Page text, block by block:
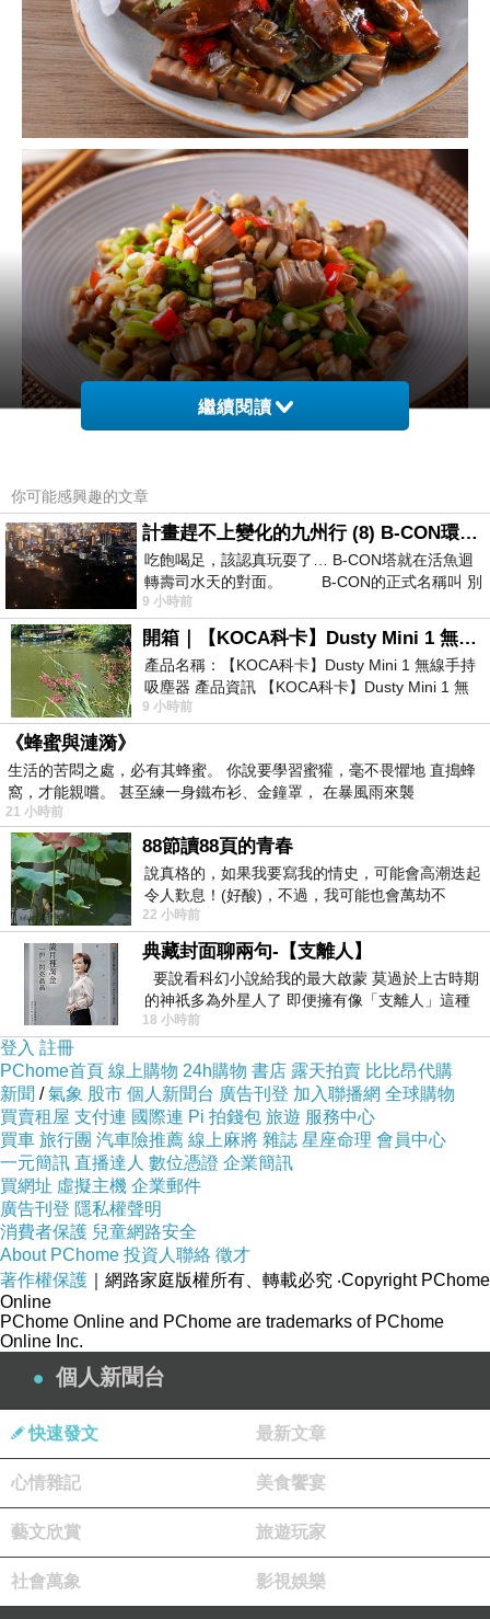
🎖 奇真傳奇・御廚張和錦
在餐飲界享譽盛名的張和錦師傅（人稱「水蛙
師」），
以數十年的烹飪經驗與對飲食文化的堅持，
創立「奇真會館」以及「水蛙師外燴團隊」。
他認為料理的價值，不只在於飽足，
繼續閱讀
你可能感興趣的文章
計畫趕不上變化的九州行 (8) B-CON環球塔
吃飽喝足，該認真玩耍了… B-CON塔就在活魚迴
轉壽司水天的對面。 B-CON的正式名稱叫 別
9 小時前
開箱｜【KOCA科卡】Dusty Mini 1 無線手持吸塵器
產品名稱：【KOCA科卡】Dusty Mini 1 無線手持
吸塵器 產品資訊 【KOCA科卡】Dusty Mini 1 無
線手持吸塵器評語： 能吸、能吹兼具兩
9 小時前
《蜂蜜與漣漪》
生活的苦悶之處，必有其蜂蜜。 你說要學習蜜獾，毫不畏懼地 直搗蜂
窩，才能親嚐。 甚至練一身鐵布衫、金鐘罩， 在暴風雨來襲
21 小時前
88節讀88頁的青春
說真格的，如果我要寫我的情史，可能會高潮迭起
令人歎息！(好酸)，不過，我可能也會萬劫不
復...，每天跪鍵盤還是被判了花心的罪
22 小時前
典藏封面聊兩句-【支離人】
要說看科幻小說給我的最大啟蒙 莫過於上古時期
的神祇多為外星人了 即便擁有像「支離人」這種
驚世駭俗的神通法門 也未必讀
18 小時前
登入 註冊
PChome首頁 線上購物 24h購物 書店 露天拍賣 比比昂代購
新聞 /氣象 股市 個人新聞台 廣告刊登 加入聯播網 全球購物
買賣租屋 支付連 國際連 Pi 拍錢包 旅遊 服務中心
買車 旅行團 汽車險推薦 線上麻將 雜誌 星座命理 會員中心
一元簡訊 直播達人 數位憑證 企業簡訊
買網址 虛擬主機 企業郵件
廣告刊登 隱私權聲明
消費者保護 兒童網路安全
About PChome 投資人聯絡 徵才
著作權保護 ｜網路家庭版權所有、轉載必究 ‧Copyright PChome
Online
PChome Online and PChome are trademarks of PChome
Online Inc.
個人新聞台
快速發文 最新文章
心情雜記 美食饗宴
藝文欣賞 旅遊玩家
社會萬象 影視娛樂